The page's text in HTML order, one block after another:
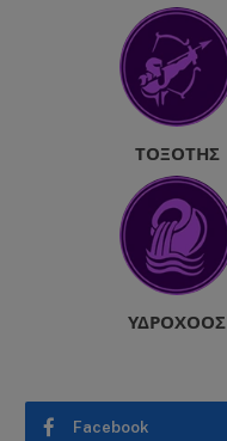
ΤΟΞΌΤΗΣ
ΥΔΡΟΧΌΟΣ
Facebook